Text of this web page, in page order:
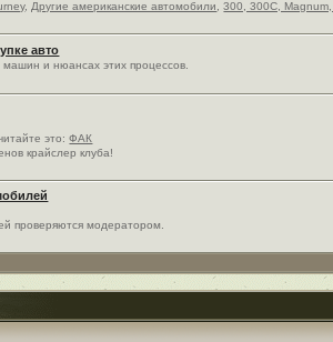
, Другие американские автомобили ,300, 300C,
авто
машин и нюансах этих процессов.
это:ФАК
крайслер клуба!
проверяются модератором.